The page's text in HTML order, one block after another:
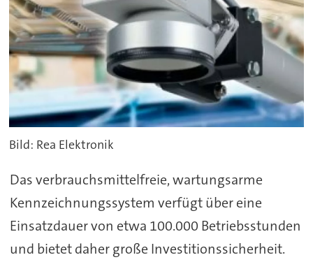
Bild: Rea Elektronik
Das verbrauchsmittelfreie, wartungsarme
Kennzeichnungssystem verfügt über eine
Einsatzdauer von etwa 100.000 Betriebsstunden
und bietet daher große Investitionssicherheit.